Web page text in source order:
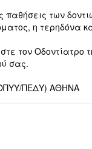
παθήσεις των
η τερηδόνα
τον Οδοντίατρο
σας.
ΠΕΔΥ) ΑΘΗΝΑ